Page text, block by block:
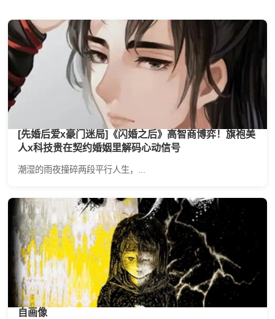
[先婚后爱x豪门迷局]《闪婚之后》高智商博弈！旗袍美
人x科技贵在契约婚姻里解码心动信号
潮湿的雨夜撞碎两段平行人生，...
自画像